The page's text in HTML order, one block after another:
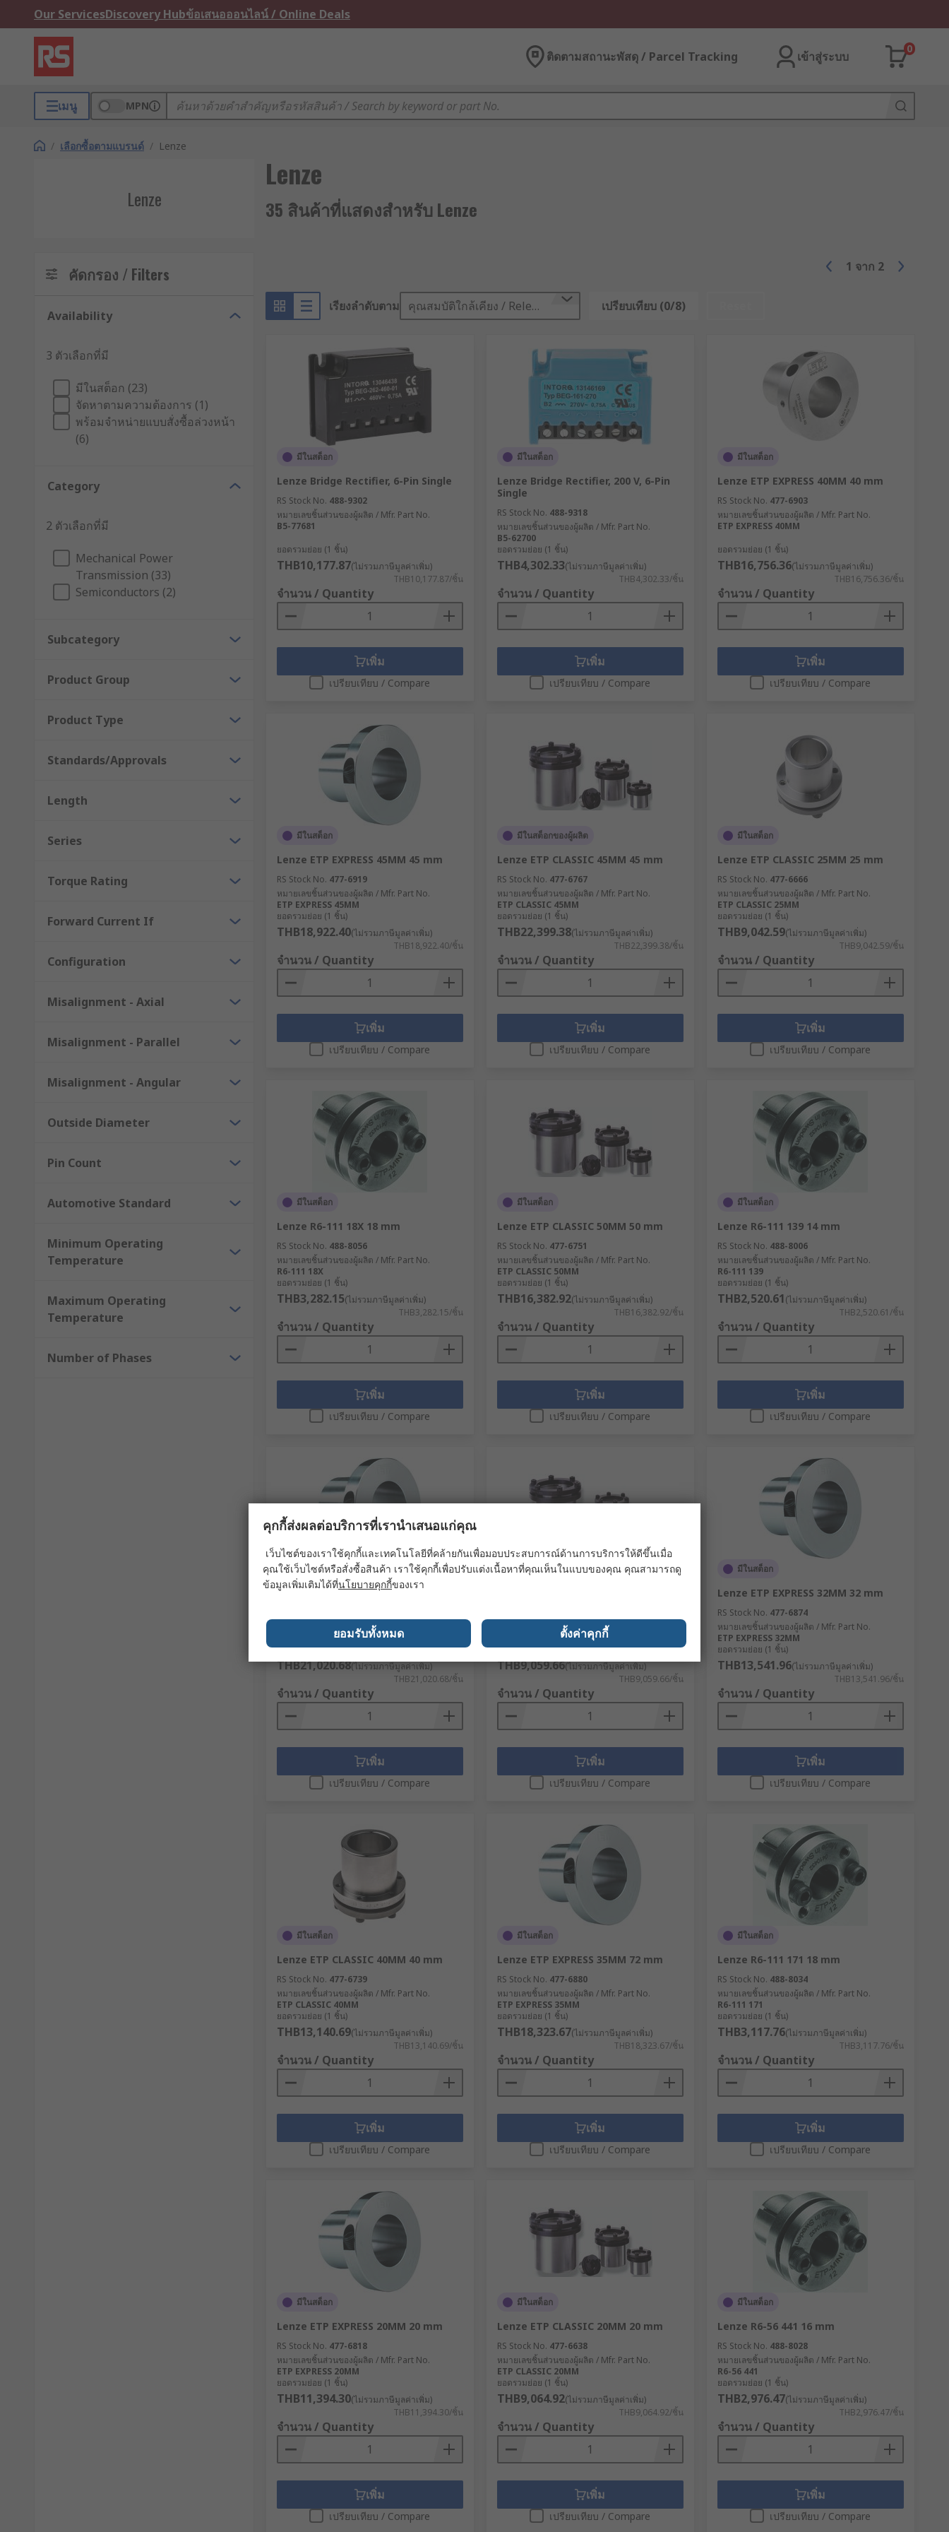
Our ServicesDiscovery Hubข้อเสนอออนไลน์ / Online Deals
ติดตามสถานะพัสดุ / Parcel Tracking เข้าสู่ระบบ
0
เมนู MPN
/ เลือกซื้อตามแบรนด์ / Lenze
Lenze
Lenze
35 สินค้าที่แสดงสำหรับ Lenze
คัดกรอง / Filters
Availability
3 ตัวเลือกที่มี
มีในสต็อก (23)
จัดหาตามความต้องการ (1)
พร้อมจำหน่ายแบบสั่งซื้อล่วงหน้า
(6)
Category
2 ตัวเลือกที่มี
Mechanical Power
Transmission (33)
Semiconductors (2)
Subcategory
Product Group
Product Type
Standards/Approvals
Length
Series
Torque Rating
Forward Current If
Configuration
Misalignment - Axial
Misalignment - Parallel
Misalignment - Angular
Outside Diameter
Pin Count
Automotive Standard
Minimum Operating
Temperature
Maximum Operating
Temperature
Number of Phases
เรียงลำดับตาม คุณสมบัติใกล้เคียง / Relevance เปรียบเทียบ (0/8)
1 จาก 2
มีในสต็อก
Lenze Bridge Rectifier, 6-Pin Single
RS Stock No. 488-9302
หมายเลขชิ้นส่วนของผู้ผลิต / Mfr. Part No.
B5-77681
ยอดรวมย่อย (1 ชิ้น)
THB10,177.87(ไม่รวมภาษีมูลค่าเพิ่ม)
THB10,177.87/ชิ้น
จำนวน / Quantity
เพิ่ม
เปรียบเทียบ / Compare
มีในสต็อก
Lenze Bridge Rectifier, 200 V, 6-Pin
Single
RS Stock No. 488-9318
หมายเลขชิ้นส่วนของผู้ผลิต / Mfr. Part No.
B5-62700
ยอดรวมย่อย (1 ชิ้น)
THB4,302.33(ไม่รวมภาษีมูลค่าเพิ่ม)
THB4,302.33/ชิ้น
จำนวน / Quantity
เพิ่ม
เปรียบเทียบ / Compare
มีในสต็อก
Lenze ETP EXPRESS 40MM 40 mm
RS Stock No. 477-6903
หมายเลขชิ้นส่วนของผู้ผลิต / Mfr. Part No.
ETP EXPRESS 40MM
ยอดรวมย่อย (1 ชิ้น)
THB16,756.36(ไม่รวมภาษีมูลค่าเพิ่ม)
THB16,756.36/ชิ้น
จำนวน / Quantity
เพิ่ม
เปรียบเทียบ / Compare
มีในสต็อก
Lenze ETP EXPRESS 45MM 45 mm
RS Stock No. 477-6919
หมายเลขชิ้นส่วนของผู้ผลิต / Mfr. Part No.
ETP EXPRESS 45MM
ยอดรวมย่อย (1 ชิ้น)
THB18,922.40(ไม่รวมภาษีมูลค่าเพิ่ม)
THB18,922.40/ชิ้น
จำนวน / Quantity
เพิ่ม
เปรียบเทียบ / Compare
มีในสต็อกของผู้ผลิต
Lenze ETP CLASSIC 45MM 45 mm
RS Stock No. 477-6767
หมายเลขชิ้นส่วนของผู้ผลิต / Mfr. Part No.
ETP CLASSIC 45MM
ยอดรวมย่อย (1 ชิ้น)
THB22,399.38(ไม่รวมภาษีมูลค่าเพิ่ม)
THB22,399.38/ชิ้น
จำนวน / Quantity
เพิ่ม
เปรียบเทียบ / Compare
มีในสต็อก
Lenze ETP CLASSIC 25MM 25 mm
RS Stock No. 477-6666
หมายเลขชิ้นส่วนของผู้ผลิต / Mfr. Part No.
ETP CLASSIC 25MM
ยอดรวมย่อย (1 ชิ้น)
THB9,042.59(ไม่รวมภาษีมูลค่าเพิ่ม)
THB9,042.59/ชิ้น
จำนวน / Quantity
เพิ่ม
เปรียบเทียบ / Compare
มีในสต็อก
Lenze R6-111 18X 18 mm
RS Stock No. 488-8056
หมายเลขชิ้นส่วนของผู้ผลิต / Mfr. Part No.
R6-111 18X
ยอดรวมย่อย (1 ชิ้น)
THB3,282.15(ไม่รวมภาษีมูลค่าเพิ่ม)
THB3,282.15/ชิ้น
จำนวน / Quantity
เพิ่ม
เปรียบเทียบ / Compare
มีในสต็อก
Lenze ETP CLASSIC 50MM 50 mm
RS Stock No. 477-6751
หมายเลขชิ้นส่วนของผู้ผลิต / Mfr. Part No.
ETP CLASSIC 50MM
ยอดรวมย่อย (1 ชิ้น)
THB16,382.92(ไม่รวมภาษีมูลค่าเพิ่ม)
THB16,382.92/ชิ้น
จำนวน / Quantity
เพิ่ม
เปรียบเทียบ / Compare
มีในสต็อก
Lenze R6-111 139 14 mm
RS Stock No. 488-8006
หมายเลขชิ้นส่วนของผู้ผลิต / Mfr. Part No.
R6-111 139
ยอดรวมย่อย (1 ชิ้น)
THB2,520.61(ไม่รวมภาษีมูลค่าเพิ่ม)
THB2,520.61/ชิ้น
จำนวน / Quantity
เพิ่ม
เปรียบเทียบ / Compare
มีในสต็อก
Lenze ETP EXPRESS 50MM 50 mm
หมายเลขชิ้นส่วนของผู้ผลิต / Mfr. Part No.
ETP EXPRESS 50MM
ยอดรวมย่อย (1 ชิ้น)
THB21,020.68(ไม่รวมภาษีมูลค่าเพิ่ม)
THB21,020.68/ชิ้น
จำนวน / Quantity
เพิ่ม
เปรียบเทียบ / Compare
มีในสต็อก
หมายเลขชิ้นส่วนของผู้ผลิต / Mfr. Part No.
ETP CLASSIC 24MM
ยอดรวมย่อย (1 ชิ้น)
THB9,059.66(ไม่รวมภาษีมูลค่าเพิ่ม)
THB9,059.66/ชิ้น
จำนวน / Quantity
เพิ่ม
เปรียบเทียบ / Compare
มีในสต็อก
Lenze ETP EXPRESS 32MM 32 mm
RS Stock No. 477-6874
หมายเลขชิ้นส่วนของผู้ผลิต / Mfr. Part No.
ETP EXPRESS 32MM
ยอดรวมย่อย (1 ชิ้น)
THB13,541.96(ไม่รวมภาษีมูลค่าเพิ่ม)
THB13,541.96/ชิ้น
จำนวน / Quantity
เพิ่ม
เปรียบเทียบ / Compare
มีในสต็อก
Lenze ETP CLASSIC 40MM 40 mm
RS Stock No. 477-6739
หมายเลขชิ้นส่วนของผู้ผลิต / Mfr. Part No.
ETP CLASSIC 40MM
ยอดรวมย่อย (1 ชิ้น)
THB13,140.69(ไม่รวมภาษีมูลค่าเพิ่ม)
THB13,140.69/ชิ้น
จำนวน / Quantity
เพิ่ม
เปรียบเทียบ / Compare
มีในสต็อก
Lenze ETP EXPRESS 35MM 72 mm
RS Stock No. 477-6880
หมายเลขชิ้นส่วนของผู้ผลิต / Mfr. Part No.
ETP EXPRESS 35MM
ยอดรวมย่อย (1 ชิ้น)
THB18,323.67(ไม่รวมภาษีมูลค่าเพิ่ม)
THB18,323.67/ชิ้น
จำนวน / Quantity
เพิ่ม
เปรียบเทียบ / Compare
มีในสต็อก
Lenze R6-111 171 18 mm
RS Stock No. 488-8034
หมายเลขชิ้นส่วนของผู้ผลิต / Mfr. Part No.
R6-111 171
ยอดรวมย่อย (1 ชิ้น)
THB3,117.76(ไม่รวมภาษีมูลค่าเพิ่ม)
THB3,117.76/ชิ้น
จำนวน / Quantity
เพิ่ม
เปรียบเทียบ / Compare
มีในสต็อก
Lenze ETP EXPRESS 20MM 20 mm
RS Stock No. 477-6818
หมายเลขชิ้นส่วนของผู้ผลิต / Mfr. Part No.
ETP EXPRESS 20MM
ยอดรวมย่อย (1 ชิ้น)
THB11,394.30(ไม่รวมภาษีมูลค่าเพิ่ม)
THB11,394.30/ชิ้น
จำนวน / Quantity
เพิ่ม
เปรียบเทียบ / Compare
มีในสต็อก
Lenze ETP CLASSIC 20MM 20 mm
RS Stock No. 477-6638
หมายเลขชิ้นส่วนของผู้ผลิต / Mfr. Part No.
ETP CLASSIC 20MM
ยอดรวมย่อย (1 ชิ้น)
THB9,064.92(ไม่รวมภาษีมูลค่าเพิ่ม)
THB9,064.92/ชิ้น
จำนวน / Quantity
เพิ่ม
เปรียบเทียบ / Compare
มีในสต็อก
Lenze R6-56 441 16 mm
RS Stock No. 488-8028
หมายเลขชิ้นส่วนของผู้ผลิต / Mfr. Part No.
R6-56 441
ยอดรวมย่อย (1 ชิ้น)
THB2,976.47(ไม่รวมภาษีมูลค่าเพิ่ม)
THB2,976.47/ชิ้น
จำนวน / Quantity
เพิ่ม
เปรียบเทียบ / Compare
คุกกี้ส่งผลต่อบริการที่เรานำเสนอแก่คุณ
เว็บไซต์ของเราใช้คุกกี้และเทคโนโลยีที่คล้ายกันเพื่อมอบประสบการณ์ด้านการบริการให้ดีขึ้นเมื่อ
คุณใช้เว็บไซต์หรือสั่งซื้อสินค้า เราใช้คุกกี้เพื่อปรับแต่งเนื้อหาที่คุณเห็นในแบบของคุณ คุณสามารถดู
ข้อมูลเพิ่มเติมได้ที่นโยบายคุกกี้ของเรา
ยอมรับทั้งหมด ตั้งค่าคุกกี้